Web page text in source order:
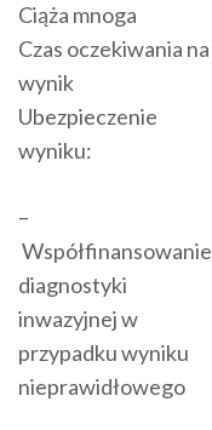
Ciąża mnoga
Czas oczekiwania na
wynik
Ubezpieczenie
wyniku:
–
Współfinansowanie
diagnostyki
inwazyjnej w
przypadku wyniku
nieprawidłowego